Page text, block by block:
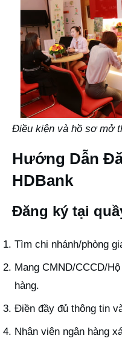
Điều kiện và hồ sơ mở
Hướng Dẫn
HDBank
Đăng ký tại
Tìm chi nhánh/phòng
Mang CMND/CCCD/
hàng.
Điền đầy đủ thông tin
Nhân viên ngân hàng